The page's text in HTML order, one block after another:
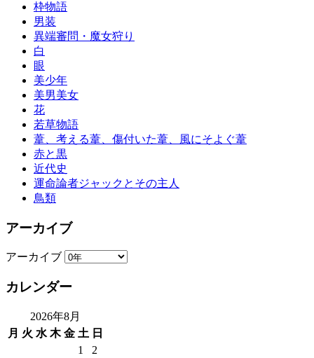
枠物語
男装
異端審問・魔女狩り
白
眼
美少年
美男美女
花
若草物語
葦、考える葦、傷付いた葦、風にそよぐ葦
赤と黒
近代史
運命論者ジャックとその主人
鳥類
アーカイブ
アーカイブ
カレンダー
2026年8月
月 火 水 木 金 土 日
1
2